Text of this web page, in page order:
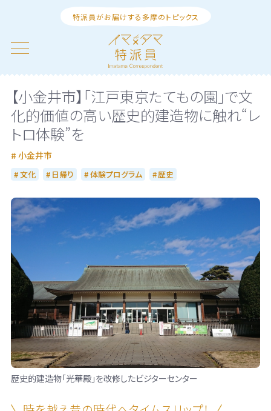
特派員がお届けする多摩のトピックス
【小金井市】「江戸東京たてもの園」で文
化的価値の高い歴史的建造物に触れ“レ
トロ体験”を
小金井市
文化 日帰り 体験プログラム 歴史
歴史的建造物「光華殿」を改修したビジターセンター